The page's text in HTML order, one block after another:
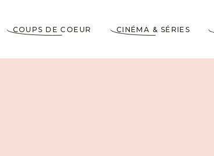
COUPS DE COEUR CINÉMA & SÉRIES